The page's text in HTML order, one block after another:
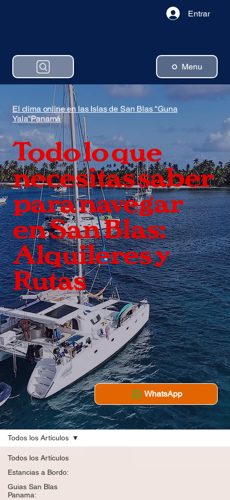
Menu
Entrar
El clima online en las Islas de San Blas "Guna
Yala"Panamá
Todo lo que
necesitas saber
para navegar
en San Blas:
Alquileres y
Rutas
WhatsApp
Todos los Artículos
Estancias a Bordo:
Guias San Blas
Panama:
Todos los Artículos